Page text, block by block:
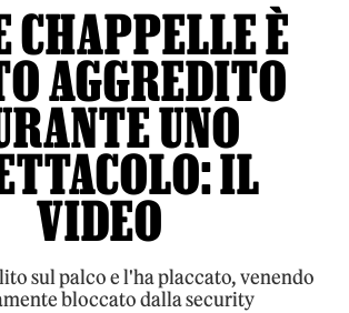
CHAPPELLE È
AGGREDITO
UNO
IL
VIDEO
sul palco e l'ha placcato, venendo
bloccato dalla security